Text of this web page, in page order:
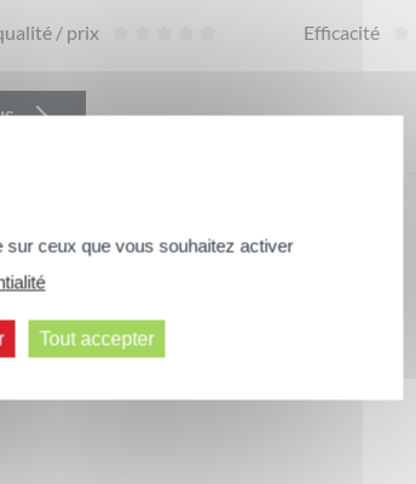
/ prix Efficacité
>>
aussi...
sur ceux que vous souhaitez activer
Tout accepter